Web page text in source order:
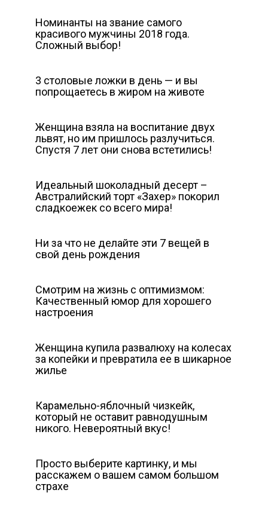
Номинанты на звание самого
красивого мужчины 2018 года.
Сложный выбор!
3 столовые ложки в день — и вы
попрощаетесь в жиром на животе
Женщина взяла на воспитание двух
львят, но им пришлось разлучиться.
Спустя 7 лет они снова встетились!
Идеальный шоколадный десерт –
Австралийский торт «Захер» покорил
сладкоежек со всего мира!
Ни за что не делайте эти 7 вещей в
свой день рождения
Смотрим на жизнь с оптимизмом:
Качественный юмор для хорошего
настроения
Женщина купила развалюху на колесах
за копейки и превратила ее в шикарное
жилье
Карамельно-яблочный чизкейк,
который не оставит равнодушным
никого. Невероятный вкус!
Просто выберите картинку, и мы
расскажем о вашем самом большом
страхе